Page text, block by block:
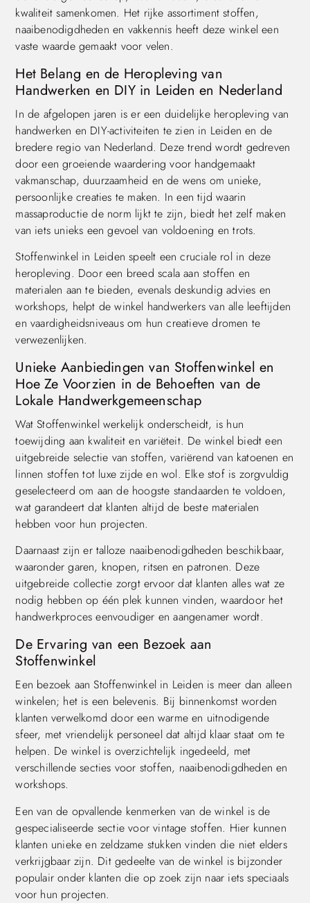
kwaliteit samenkomen. Het rijke assortiment stoffen,
naaibenodigdheden en vakkennis heeft deze winkel een
vaste waarde gemaakt voor velen.
Het Belang en de Heropleving van
Handwerken en DIY in Leiden en Nederland
In de afgelopen jaren is er een duidelijke heropleving van
handwerken en DIY-activiteiten te zien in Leiden en de
bredere regio van Nederland. Deze trend wordt gedreven
door een groeiende waardering voor handgemaakt
vakmanschap, duurzaamheid en de wens om unieke,
persoonlijke creaties te maken. In een tijd waarin
massaproductie de norm lijkt te zijn, biedt het zelf maken
van iets unieks een gevoel van voldoening en trots.
Stoffenwinkel in Leiden speelt een cruciale rol in deze
heropleving. Door een breed scala aan stoffen en
materialen aan te bieden, evenals deskundig advies en
workshops, helpt de winkel handwerkers van alle leeftijden
en vaardigheidsniveaus om hun creatieve dromen te
verwezenlijken.
Unieke Aanbiedingen van Stoffenwinkel en
Hoe Ze Voorzien in de Behoeften van de
Lokale Handwerkgemeenschap
Wat Stoffenwinkel werkelijk onderscheidt, is hun
toewijding aan kwaliteit en variëteit. De winkel biedt een
uitgebreide selectie van stoffen, variërend van katoenen en
linnen stoffen tot luxe zijde en wol. Elke stof is zorgvuldig
geselecteerd om aan de hoogste standaarden te voldoen,
wat garandeert dat klanten altijd de beste materialen
hebben voor hun projecten.
Daarnaast zijn er talloze naaibenodigdheden beschikbaar,
waaronder garen, knopen, ritsen en patronen. Deze
uitgebreide collectie zorgt ervoor dat klanten alles wat ze
nodig hebben op één plek kunnen vinden, waardoor het
handwerkproces eenvoudiger en aangenamer wordt.
De Ervaring van een Bezoek aan
Stoffenwinkel
Een bezoek aan Stoffenwinkel in Leiden is meer dan alleen
winkelen; het is een belevenis. Bij binnenkomst worden
klanten verwelkomd door een warme en uitnodigende
sfeer, met vriendelijk personeel dat altijd klaar staat om te
helpen. De winkel is overzichtelijk ingedeeld, met
verschillende secties voor stoffen, naaibenodigdheden en
workshops.
Een van de opvallende kenmerken van de winkel is de
gespecialiseerde sectie voor vintage stoffen. Hier kunnen
klanten unieke en zeldzame stukken vinden die niet elders
verkrijgbaar zijn. Dit gedeelte van de winkel is bijzonder
populair onder klanten die op zoek zijn naar iets speciaals
voor hun projecten.